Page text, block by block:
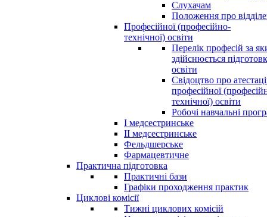
Слухачам
Положення про
Професійної (професійно-
технічної) освіти
Перелік професій за
здійснюється
освіти
Свідоцтво про
професійної
технічної) освіти
Робочі навчальні
І медсестринське
ІІ медсестринське
Фельдшерське
Фармацевтичне
Практична підготовка
Практичні бази
Графіки проходження практик
Циклові комісії
Тижні циклових комісій